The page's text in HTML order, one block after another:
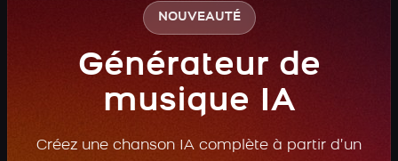
NOUVEAUTÉ
Générateur de
musique IA
Créez une chanson IA complète à partir d’un